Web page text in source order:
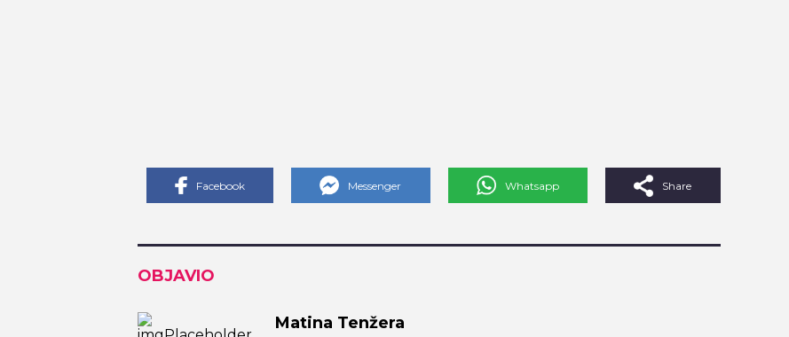
Facebook Messenger Whatsapp Share
OBJAVIO
Matina Tenžera